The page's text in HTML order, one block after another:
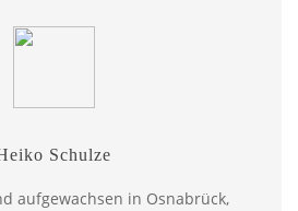
Schulze
aufgewachsen in Osnabrück,